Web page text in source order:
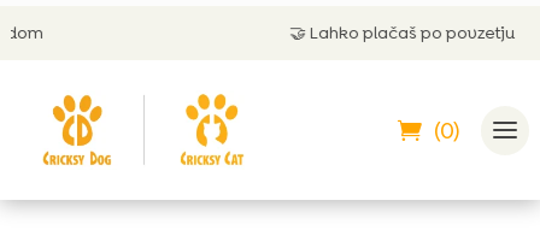
Lahko plačaš po povzetju
(0)